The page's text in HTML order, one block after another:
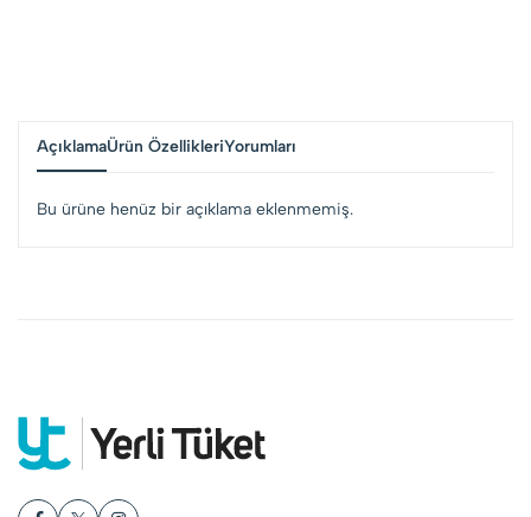
AçıklamaÜrün ÖzellikleriYorumları
Bu ürüne henüz bir açıklama eklenmemiş.